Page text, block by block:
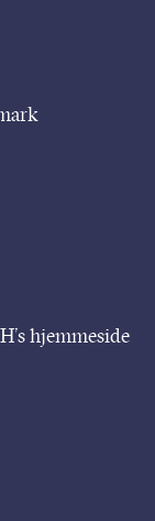
hjemmeside